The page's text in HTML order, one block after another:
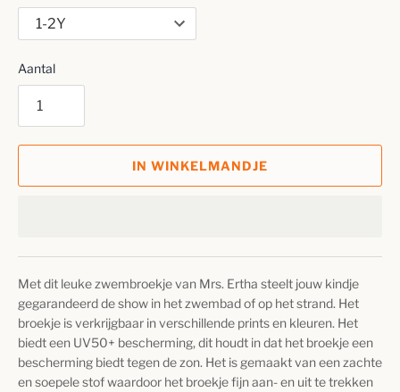
Aantal
IN WINKELMANDJE
Met dit leuke zwembroekje van Mrs. Ertha steelt jouw kindje
gegarandeerd de show in het zwembad of op het strand. Het
broekje is verkrijgbaar in verschillende prints en kleuren. Het
biedt een UV50+ bescherming, dit houdt in dat het broekje een
bescherming biedt tegen de zon. Het is gemaakt van een zachte
en soepele stof waardoor het broekje fijn aan- en uit te trekken